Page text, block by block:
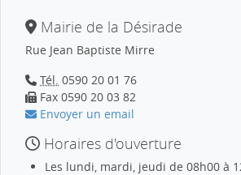
Mairie de la Désirade
Rue Jean Baptiste Mirre
Tél. 0590 20 01 76
Fax 0590 20 03 82
Envoyer un email
Horaires d'ouverture
Les lundi, mardi, jeudi de 08h00 à